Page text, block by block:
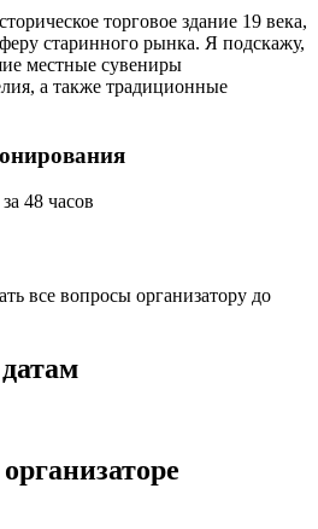
торговое здание 19 века,
старинного рынка. Я подскажу,
местные сувениры
а также традиционные
48 часов
все вопросы организатору до